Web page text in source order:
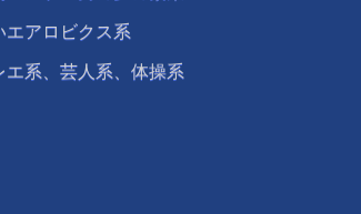
エアロビクス系
系、芸人系、体操系